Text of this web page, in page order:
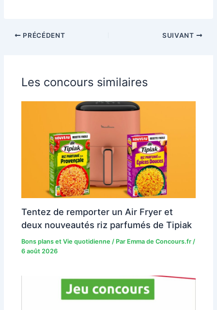
PRÉCÉDENT SUIVANT
Les concours similaires
Tentez de remporter un Air Fryer et
deux nouveautés riz parfumés de Tipiak
Bons plans et Vie quotidienne / Par Emma de Concours.fr /
6 août 2026